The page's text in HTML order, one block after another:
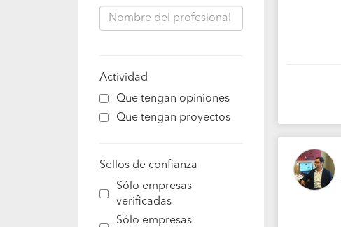
Actividad
Que tengan opiniones
Que tengan proyectos
Sellos de confianza
Sólo empresas
verificadas
Sólo empresas